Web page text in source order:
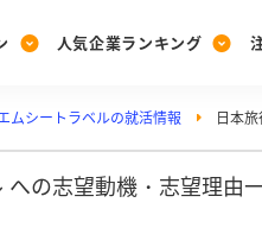
[27
人気企業ランキング
グを見る
み
業特集
ムシートラベルの就活情報 日本
の志望動機・志望理由